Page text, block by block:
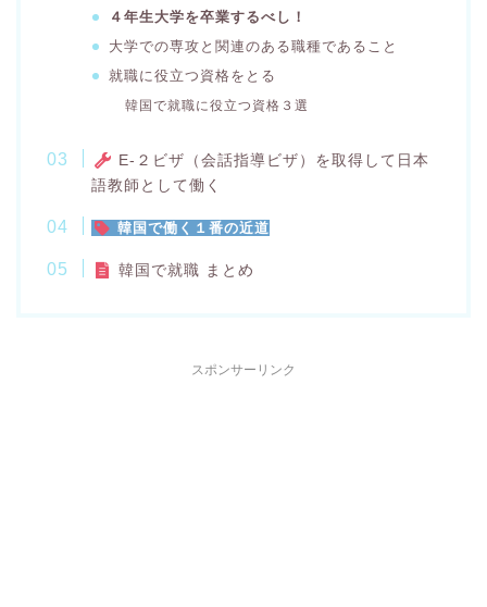
４年生大学を卒業するべし！
大学での専攻と関連のある職種であること
就職に役立つ資格をとる
韓国で就職に役立つ資格３選
E-２ビザ（会話指導ビザ）を取得して日本
語教師として働く
韓国で働く１番の近道
韓国で就職 まとめ
スポンサーリンク